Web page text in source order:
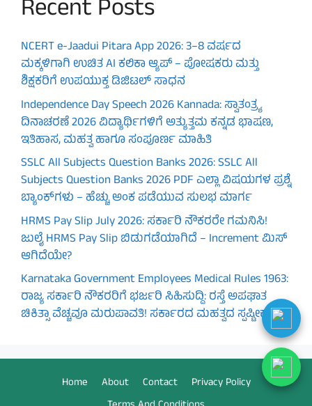
Recent Posts
NCERT e-Jaadui Pitara App 2026: 3–8 ವರ್ಷದ
ಮಕ್ಕಳಿಗಾಗಿ ಉಚಿತ AI ಕಲಿಕಾ ಆ್ಯಪ್ – ಪೋಷಕರು ಮತ್ತು
ಶಿಕ್ಷಕರಿಗೆ ಉಪಯುಕ್ತ ಡಿಜಿಟಲ್ ಸಾಧನ
Independence Day Speech 2026 Kannada: ಸ್ವಾತಂತ್ರ್ಯ
ದಿನಾಚರಣೆ 2026 ವಿದ್ಯಾರ್ಥಿಗಳಿಗೆ ಅತ್ಯುತ್ತಮ ಕನ್ನಡ ಭಾಷಣ,
ಇತಿಹಾಸ, ಮಹತ್ವ ಹಾಗೂ ಸಂಪೂರ್ಣ ಮಾಹಿತಿ
SSLC All Subjects Question Banks 2026: SSLC All
Subjects Question Banks 2026 PDF ಎಲ್ಲಾ ವಿಷಯಗಳ ಪ್ರಶ್ನೆ
ಬ್ಯಾಂಕ್‌ಗಳು – ಹೆಚ್ಚು ಅಂಕ ಪಡೆಯುವ ಸುಲಭ ಮಾರ್ಗ
HRMS Pay Slip July 2026: ಸರ್ಕಾರಿ ನೌಕರರೇ ಗಮನಿಸಿ!
ಜುಲೈ HRMS Pay Slip ಬಿಡುಗಡೆಯಾಗಿದೆ – Increment ಮಿಸ್
ಆಗಿದೆಯೇ?
Karnataka Government Employees Medical Rules 1963:
ರಾಜ್ಯ ಸರ್ಕಾರಿ ನೌಕರರಿಗೆ ಭರ್ಜರಿ ಸಿಹಿಸುದ್ದಿ: ರಸ್ತೆ ಅಪಘಾತ
ಚಿಕಿತ್ಸಾ ವೆಚ್ಚವೂ ಮರುಪಾವತಿ! ಸರ್ಕಾರದ ಮಹತ್ವದ ಸ್ಪಷ್ಟೀಕರಣ
Home About Contact
Privacy Policy